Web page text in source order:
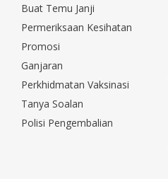
Buat Temu Janji
Permeriksaan Kesihatan
Promosi
Ganjaran
Perkhidmatan Vaksinasi
Tanya Soalan
Polisi Pengembalian